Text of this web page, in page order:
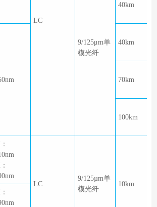
LC
9/125μm单
模光纤
40km
40km
70km
100km
LC
9/125µm单
模光纤
10km